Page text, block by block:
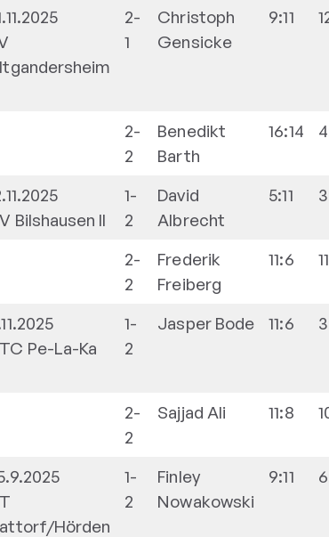
2-
1
Christoph
Gensicke
9:11
2-
2
Benedikt
Barth
16:14
Bilshausen II
1-
2
David
Albrecht
5:11
2-
2
Frederik
Freiberg
11:6
Pe-La-Ka
1-
2
Jasper Bode 11:6
2-
2
Sajjad Ali 11:8
Hörden
1-
2
Finley
Nowakowski
9:11